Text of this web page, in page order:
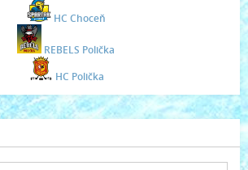
HC Choceň
REBELS Polička
HC Polička